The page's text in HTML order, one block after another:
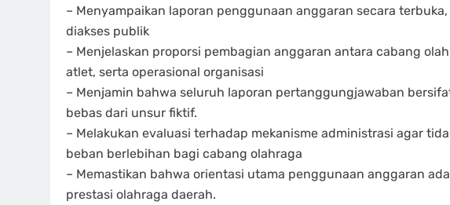
– Menyampaikan laporan penggunaan anggaran secara
diakses publik
– Menjelaskan proporsi pembagian anggaran antara cabang
atlet, serta operasional organisasi
– Menjamin bahwa seluruh laporan pertanggungjawaban
bebas dari unsur fiktif.
– Melakukan evaluasi terhadap mekanisme administrasi agar
beban berlebihan bagi cabang olahraga
– Memastikan bahwa orientasi utama penggunaan anggaran
prestasi olahraga daerah.